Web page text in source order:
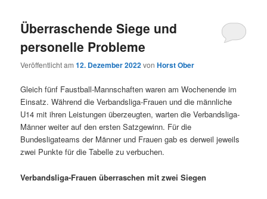
Überraschende Siege und
personelle Probleme
Veröffentlicht am12. Dezember 2022vonHorst Ober
Gleich fünf Faustball-Mannschaften waren am Wochenende im
Einsatz. Während die Verbandsliga-Frauen und die männliche
U14 mit ihren Leistungen überzeugten, warten die Verbandsliga-
Männer weiter auf den ersten Satzgewinn. Für die
Bundesligateams der Männer und Frauen gab es derweil jeweils
zwei Punkte für die Tabelle zu verbuchen.
Verbandsliga-Frauen überraschen mit zwei Siegen